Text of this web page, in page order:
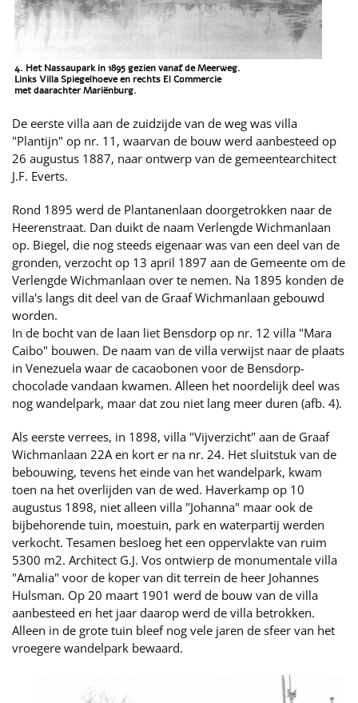
4. Het Nassaupark in 1895 gezien vanaf de Meerweg.
Links Villa Spiegelhoeve en rechts El Commercie
met daarachter Mariënburg.
De eerste villa aan de zuidzijde van de weg was villa
"Plantijn" op nr. 11, waarvan de bouw werd aanbesteed op
26 augustus 1887, naar ontwerp van de gemeentearchitect
J.F. Everts.
Rond 1895 werd de Plantanenlaan doorgetrokken naar de
Heerenstraat. Dan duikt de naam Verlengde Wichmanlaan
op. Biegel, die nog steeds eigenaar was van een deel van de
gronden, verzocht op 13 april 1897 aan de Gemeente om de
Verlengde Wichmanlaan over te nemen. Na 1895 konden de
villa's langs dit deel van de Graaf Wichmanlaan gebouwd
worden.
In de bocht van de laan liet Bensdorp op nr. 12 villa "Mara
Caibo" bouwen. De naam van de villa verwijst naar de plaats
in Venezuela waar de cacaobonen voor de Bensdorp-
chocolade vandaan kwamen. Alleen het noordelijk deel was
nog wandelpark, maar dat zou niet lang meer duren (afb. 4).
Als eerste verrees, in 1898, villa "Vijverzicht" aan de Graaf
Wichmanlaan 22A en kort er na nr. 24. Het sluitstuk van de
bebouwing, tevens het einde van het wandelpark, kwam
toen na het overlijden van de wed. Haverkamp op 10
augustus 1898, niet alleen villa "Johanna" maar ook de
bijbehorende tuin, moestuin, park en waterpartij werden
verkocht. Tesamen besloeg het een oppervlakte van ruim
5300 m2. Architect G.J. Vos ontwierp de monumentale villa
"Amalia" voor de koper van dit terrein de heer Johannes
Hulsman. Op 20 maart 1901 werd de bouw van de villa
aanbesteed en het jaar daarop werd de villa betrokken.
Alleen in de grote tuin bleef nog vele jaren de sfeer van het
vroegere wandelpark bewaard.